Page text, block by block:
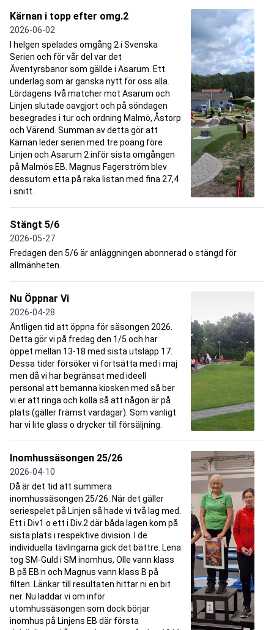
Kärnan i topp efter omg.2
2026-06-02
I helgen spelades omgång 2 i Svenska
Serien och för vår del var det
Äventyrsbanor som gällde i Asarum. Ett
underlag som är ganska nytt för oss alla.
Lördagens två matcher mot Asarum och
Linjen slutade oavgjort och på söndagen
besegrades i tur och ordning Malmö, Åstorp
och Värend. Summan av detta gör att
Kärnan leder serien med tre poäng före
Linjen och Asarum 2 inför sista omgången
på Malmös EB. Magnus Fagerström blev
dessutom etta på raka listan med fina 27,4
i snitt.
Stängt 5/6
2026-05-27
Fredagen den 5/6 är anläggningen abonnerad o stängd för
allmänheten.
Nu Öppnar Vi
2026-04-28
Äntligen tid att öppna för säsongen 2026.
Detta gör vi på fredag den 1/5 och har
öppet mellan 13-18 med sista utsläpp 17.
Dessa tider försöker vi fortsätta med i maj
men då vi har begränsat med ideell
personal att bemanna kiosken med så ber
vi er att ringa och kolla så att någon är på
plats (gäller främst vardagar). Som vanligt
har vi lite glass o drycker till försäljning.
Inomhussäsongen 25/26
2026-04-10
Då är det tid att summera
inomhussäsongen 25/26. När det gäller
seriespelet på Linjen så hade vi två lag med.
Ett i Div1 o ett i Div.2 där båda lagen kom på
sista plats i respektive division. I de
individuella tävlingarna gick det bättre. Lena
tog SM-Guld i SM inomhus, Olle vann klass
B på EB:n och Magnus vann klass B på
filten. Länkar till resultaten hittar ni en bit
ner. Nu laddar vi om inför
utomhussäsongen som dock börjar
inomhus på Linjens EB där första